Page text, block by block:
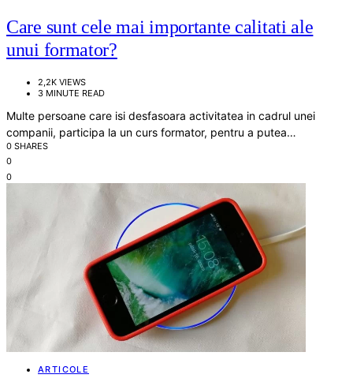
Care sunt cele mai importante calitati ale
unui formator?
2,2K VIEWS
3 MINUTE READ
Multe persoane care isi desfasoara activitatea in cadrul unei
companii, participa la un curs formator, pentru a putea…
0 SHARES
0
0
ARTICOLE